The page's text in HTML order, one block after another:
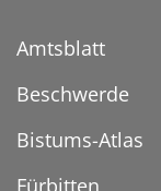
Amtsblatt
Beschwerde
Bistums-Atlas
Fürbitten